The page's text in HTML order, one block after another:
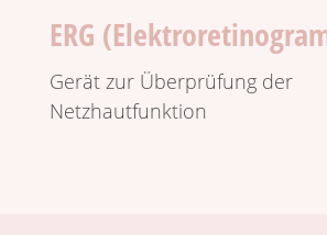
ERG
Gerät zur Über­prü­fung der
Netzhautfunktion